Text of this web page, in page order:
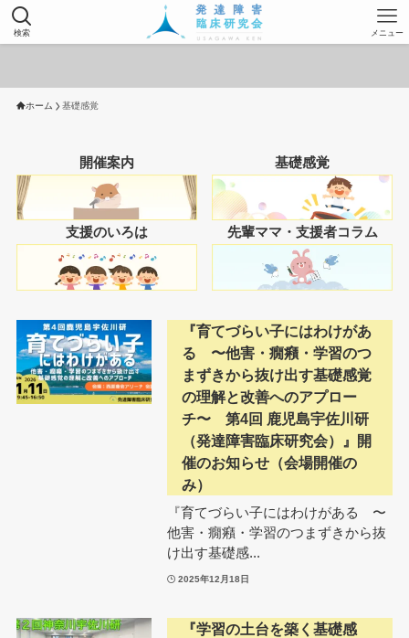
検索 メニュー
ホーム 基礎感覚
開催案内 基礎感覚
支援のいろは 先輩ママ・支援者コラム
『育てづらい子にはわけがあ
る 〜他害・癇癪・学習のつ
まずきから抜け出す基礎感覚
の理解と改善へのアプロー
チ〜 第4回 鹿児島宇佐川研
（発達障害臨床研究会）』開
催のお知らせ（会場開催の
み）
『育てづらい子にはわけがある 〜
他害・癇癪・学習のつまずきから抜
け出す基礎感...
2025年12月18日
『学習の土台を築く基礎感